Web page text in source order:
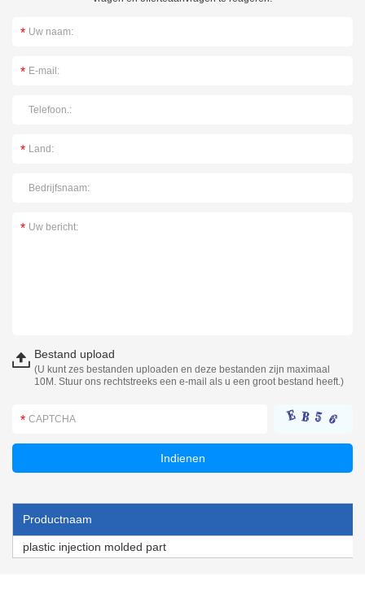
Bestand upload
(U kunt zes bestanden uploaden en deze bestanden zijn maximaal
10M. Stuur ons rechtstreeks een e-mail als u een groot bestand heeft.)
Productnaam
plastic injection molded part